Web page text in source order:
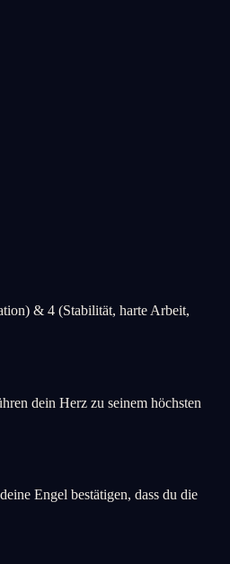
& 4 (Stabilität, harte Arbeit,
dein Herz zu seinem höchsten
Engel bestätigen, dass du die